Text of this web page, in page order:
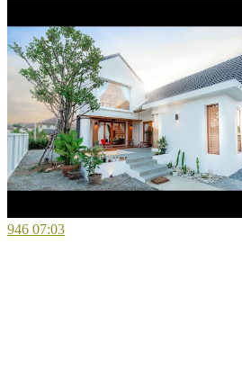
946 07:03